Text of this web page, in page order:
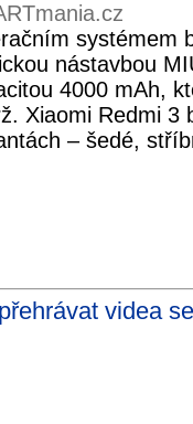
systémem
nástavbou
4000 mAh,
Xiaomi Redmi 3
– šedé,
videa